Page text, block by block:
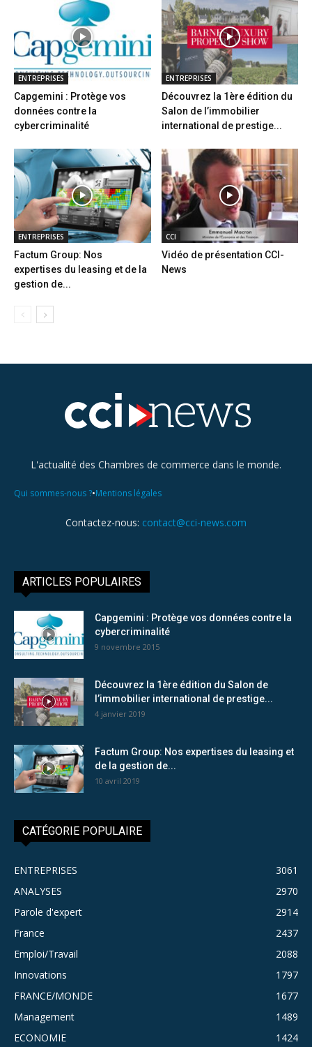
ENTREPRISES
Capgemini : Protège vos
données contre la
cybercriminalité
ENTREPRISES
Découvrez la 1ère édition du
Salon de l’immobilier
international de prestige...
ENTREPRISES
Factum Group: Nos
expertises du leasing et de la
gestion de...
CCI
Vidéo de présentation CCI-
News
L'actualité des Chambres de commerce dans le monde.
Qui sommes-nous ?•Mentions légales
Contactez-nous: contact@cci-news.com
ARTICLES POPULAIRES
Capgemini : Protège vos données contre la
cybercriminalité
9 novembre 2015
Découvrez la 1ère édition du Salon de
l’immobilier international de prestige...
4 janvier 2019
Factum Group: Nos expertises du leasing et
de la gestion de...
10 avril 2019
CATÉGORIE POPULAIRE
ENTREPRISES
3061
ANALYSES
2970
Parole d'expert
2914
France
2437
Emploi/Travail
2088
Innovations
1797
FRANCE/MONDE
1677
Management
1489
ECONOMIE
1424